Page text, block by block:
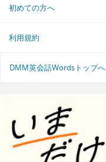
初めての方へ
利用規約
DMM英会話Wordsトップへ